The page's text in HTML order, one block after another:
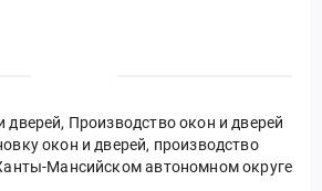
дверей, Производство окон и дверей
окон и дверей, производство
Мансийском автономном округе